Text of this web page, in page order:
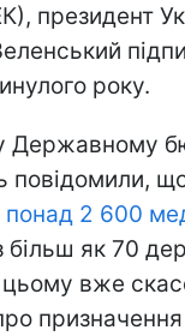
президент
року.
Державному
повідомили,
понад 2 600
більш як 70
цьому вже
призначення